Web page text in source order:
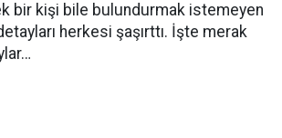
bir kişi bile bulundurmak istemeyen
herkesi şaşırttı. İşte merak